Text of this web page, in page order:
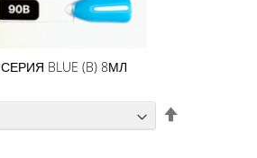
СЕРИЯ BLUE (B) 8МЛ